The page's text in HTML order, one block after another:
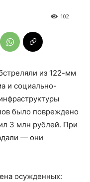
102
из 122-мм
и социально-
было повреждено
3 млн рублей. При
— они
осужденных: